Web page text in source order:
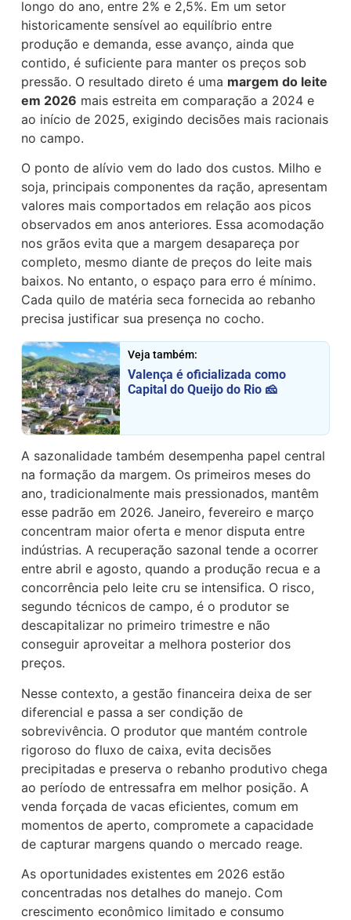
longo do ano, entre 2% e 2,5%. Em um setor
historicamente sensível ao equilíbrio entre
produção e demanda, esse avanço, ainda que
contido, é suficiente para manter os preços sob
pressão. O resultado direto é uma margem do leite
em 2026 mais estreita em comparação a 2024 e
ao início de 2025, exigindo decisões mais racionais
no campo.
O ponto de alívio vem do lado dos custos. Milho e
soja, principais componentes da ração, apresentam
valores mais comportados em relação aos picos
observados em anos anteriores. Essa acomodação
nos grãos evita que a margem desapareça por
completo, mesmo diante de preços do leite mais
baixos. No entanto, o espaço para erro é mínimo.
Cada quilo de matéria seca fornecida ao rebanho
precisa justificar sua presença no cocho.
Veja também:
Valença é oficializada como
Capital do Queijo do Rio 🧀
A sazonalidade também desempenha papel central
na formação da margem. Os primeiros meses do
ano, tradicionalmente mais pressionados, mantêm
esse padrão em 2026. Janeiro, fevereiro e março
concentram maior oferta e menor disputa entre
indústrias. A recuperação sazonal tende a ocorrer
entre abril e agosto, quando a produção recua e a
concorrência pelo leite cru se intensifica. O risco,
segundo técnicos de campo, é o produtor se
descapitalizar no primeiro trimestre e não
conseguir aproveitar a melhora posterior dos
preços.
Nesse contexto, a gestão financeira deixa de ser
diferencial e passa a ser condição de
sobrevivência. O produtor que mantém controle
rigoroso do fluxo de caixa, evita decisões
precipitadas e preserva o rebanho produtivo chega
ao período de entressafra em melhor posição. A
venda forçada de vacas eficientes, comum em
momentos de aperto, compromete a capacidade
de capturar margens quando o mercado reage.
As oportunidades existentes em 2026 estão
concentradas nos detalhes do manejo. Com
crescimento econômico limitado e consumo